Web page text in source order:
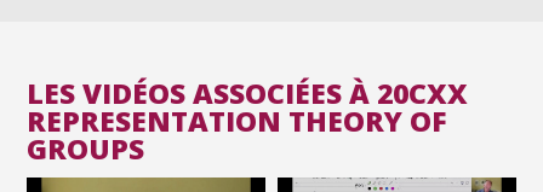
LES VIDÉOS ASSOCIÉES À 20CXX
REPRESENTATION THEORY OF
GROUPS